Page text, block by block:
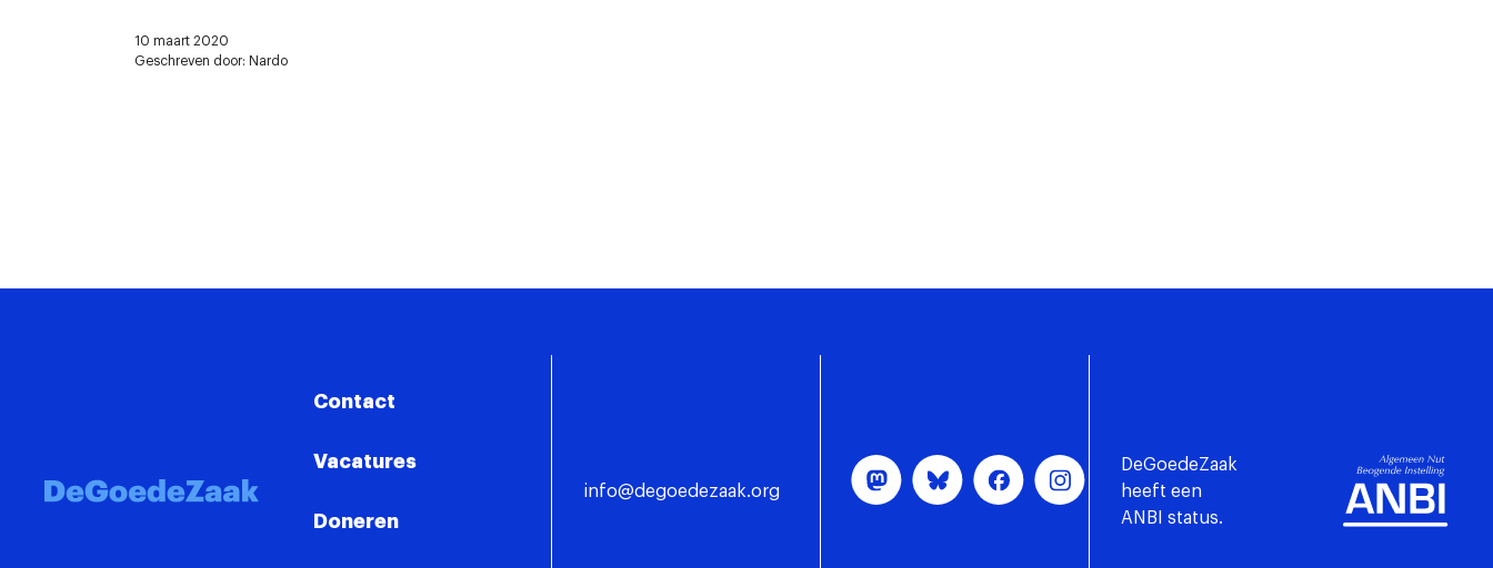
10 maart 2020
Geschreven door: Nardo
Contact
Vacatures
Doneren
info@degoedezaak.org
DeGoedeZaak
heeft een
ANBI status.